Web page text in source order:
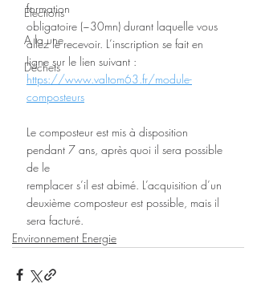
Élections
A la une
Déchets
formation
obligatoire (~30mn) durant laquelle vous
allez le recevoir. L’inscription se fait en
ligne sur le lien suivant :
https://www.valtom63.fr/module-
composteurs
Le composteur est mis à disposition
pendant 7 ans, après quoi il sera possible
de le
remplacer s’il est abimé. L’acquisition d’un
deuxième composteur est possible, mais il
sera facturé.
Environnement Energie